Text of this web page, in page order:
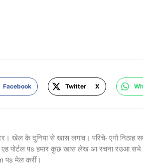
Facebook Twitter X
खेल के दुनिया से खास लगाव। परिचे- एगो निठाह
एह पोर्टल पs हमार कुछ खास लेख आ रचना रउआ
पs मेल करीं।